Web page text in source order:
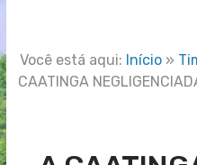
Você está aqui: Início»
CAATINGA